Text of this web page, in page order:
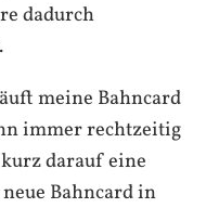
dadurch
meine Bahncard
immer rechtzeitig
darauf eine
Bahncard in